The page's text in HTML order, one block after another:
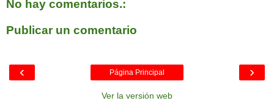
No hay comentarios.:
Publicar un comentario
‹ ›
Página Principal
Ver la versión web